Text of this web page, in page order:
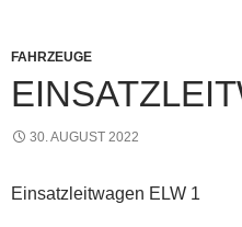
FAHRZEUGE
30. AUGUST 2022
Einsatzleitwagen ELW 1